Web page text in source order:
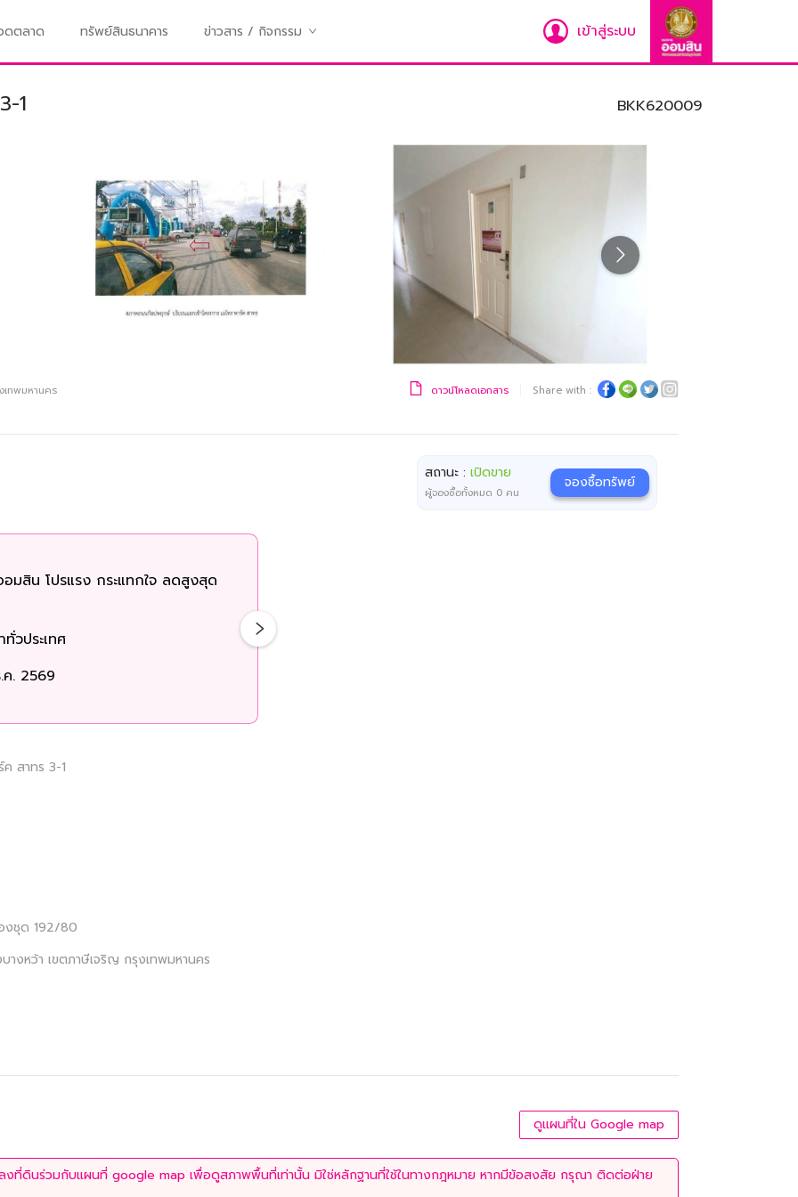
ดตลาด ทรัพย์สินธนาคาร ข่าวสาร / กิจกรรม เข้าสู่ระบบ
1 BKK620009
เทพมหานคร ดาวน์โหลดเอกสาร Share with :
มสิน โปรแรง กระแทกใจ ลดสูงสุด
วประเทศ
. 2569
ค สาทร 3-1
งชุด 192/80
งหว้า เขตภาษีเจริญ กรุงเทพมหานคร
สถานะ : เปิดขาย
ผู้จองซื้อทั้งหมด 0คน
จองซื้อทรัพย์
ดูแผนที่ใน Google map
งที่ดินร่วมกับแผนที่ google map เพื่อดูสภาพพื้นที่เท่านั้น มิใช่หลักฐานที่ใช้ในทางกฎหมาย หากมีข้อสงสัย กรุณา ติดต่อฝ่าย